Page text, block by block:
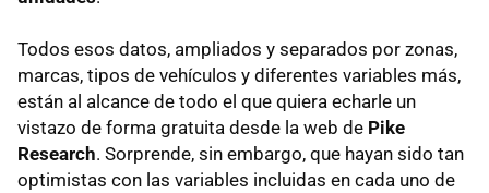
Todos esos datos, ampliados y separados por zonas,
marcas, tipos de vehículos y diferentes variables más,
están al alcance de todo el que quiera echarle un
vistazo de forma gratuita desde la web de Pike
Research. Sorprende, sin embargo, que hayan sido tan
optimistas con las variables incluidas en cada uno de